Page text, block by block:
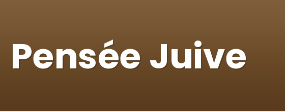
émission radio : Visions de grandeur n°104 : Le Chabbath et le Birkat Hamazone à travers le temps
viennent de demander une bénédiction
de donner son Maasser